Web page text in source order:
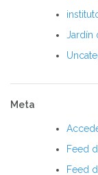
Jardín
Meta
Feed
Feed